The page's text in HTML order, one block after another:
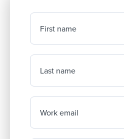
First name
Last name
Work email